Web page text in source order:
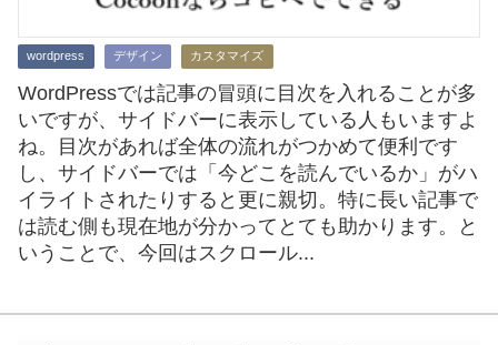
wordpress デザイン カスタマイズ
WordPressでは記事の冒頭に目次を入れることが多
いですが、サイドバーに表示している人もいますよ
ね。目次があれば全体の流れがつかめて便利です
し、サイドバーでは「今どこを読んでいるか」がハ
イライトされたりすると更に親切。特に長い記事で
は読む側も現在地が分かってとても助かります。と
いうことで、今回はスクロール...